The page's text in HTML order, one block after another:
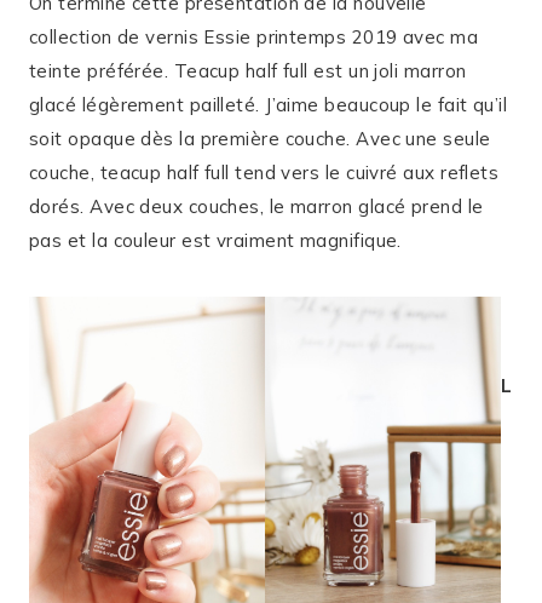
collection de vernis Essie printemps 2019 avec ma
teinte préférée. Teacup half full est un joli marron
glacé légèrement pailleté. J’aime beaucoup le fait qu’il
soit opaque dès la première couche. Avec une seule
couche, teacup half full tend vers le cuivré aux reflets
dorés. Avec deux couches, le marron glacé prend le
pas et la couleur est vraiment magnifique.
L